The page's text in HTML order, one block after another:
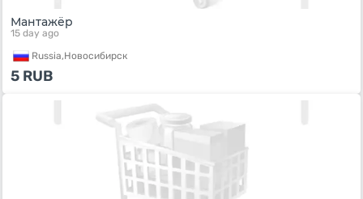
Мантажёр
15 day ago
Russia,Новосибирск
5 RUB